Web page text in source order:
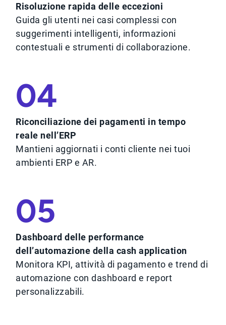
Risoluzione rapida delle eccezioni
Guida gli utenti nei casi complessi con
suggerimenti intelligenti, informazioni
contestuali e strumenti di collaborazione.
04
Riconciliazione dei pagamenti in tempo
reale nell’ERP
Mantieni aggiornati i conti cliente nei tuoi
ambienti ERP e AR.
05
Dashboard delle performance
dell’automazione della cash application
Monitora KPI, attività di pagamento e trend di
automazione con dashboard e report
personalizzabili.